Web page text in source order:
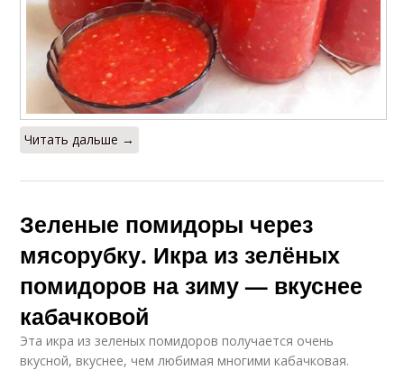
Читать дальше →
Зеленые помидоры через
мясорубку. Икра из зелёных
помидоров на зиму — вкуснее
кабачковой
Эта икра из зеленых помидоров получается очень
вкусной, вкуснее, чем любимая многими кабачковая.